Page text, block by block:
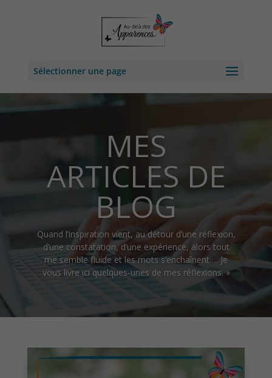
Sélectionner une page
MES
ARTICLES DE
BLOG
Quand l’inspiration vient, au détour d’une réflexion,
d’une constatation, d’une expérience, alors tout
me semble fluide et les mots s’enchaînent…. Je
vous livre ici quelques-unes de mes réflexions. »